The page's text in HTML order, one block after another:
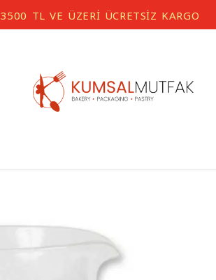
3500 TL VE ÜZERİ ÜCRETSİZ KARGO